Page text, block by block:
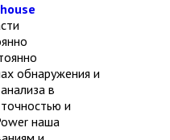
обнаружения и
в
и
наша